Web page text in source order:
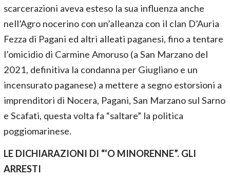
scarcerazioni aveva esteso la sua influenza anche
nell’Agro nocerino con un’alleanza con il clan D’Auria
Fezza di Pagani ed altri alleati paganesi, fino a tentare
l’omicidio di Carmine Amoruso (a San Marzano del
2021, definitiva la condanna per Giugliano e un
incensurato paganese) a mettere a segno estorsioni a
imprenditori di Nocera, Pagani, San Marzano sul Sarno
e Scafati, questa volta fa “saltare” la politica
poggiomarinese.
LE DICHIARAZIONI DI “‘O MINORENNE”. GLI
ARRESTI